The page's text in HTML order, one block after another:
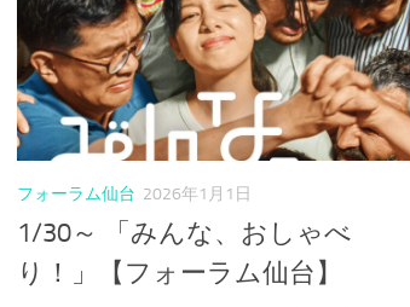
フォーラム仙台 2026年1月1日
1/30～ 「みんな、おしゃべ
り！」【フォーラム仙台】